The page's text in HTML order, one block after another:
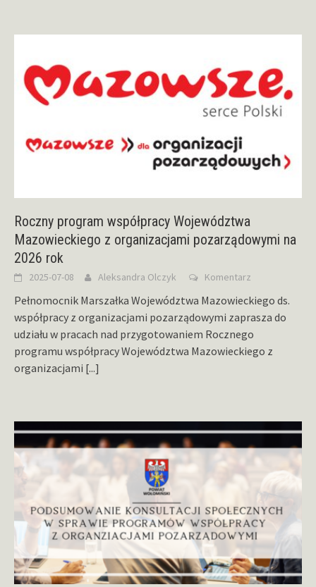
Roczny program współpracy Województwa
Mazowieckiego z organizacjami pozarządowymi na
2026 rok
2025-07-08 Aleksandra Olczyk Komentarz
Pełnomocnik Marszałka Województwa Mazowieckiego ds.
współpracy z organizacjami pozarządowymi zaprasza do
udziału w pracach nad przygotowaniem Rocznego
programu współpracy Województwa Mazowieckiego z
organizacjami [...]